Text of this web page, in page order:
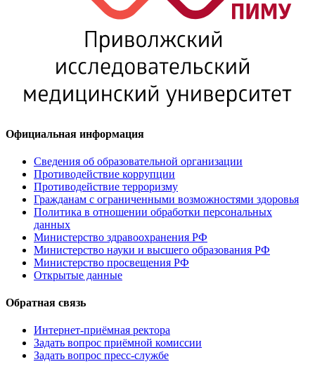
Официальная информация
Сведения об образовательной организации
Противодействие коррупции
Противодействие терроризму
Гражданам с ограниченными возможностями здоровья
Политика в отношении обработки персональных
данных
Министерство здравоохранения РФ
Министерство науки и высшего образования РФ
Министерство просвещения РФ
Открытые данные
Обратная связь
Интернет-приёмная ректора
Задать вопрос приёмной комиссии
Задать вопрос пресс-службе